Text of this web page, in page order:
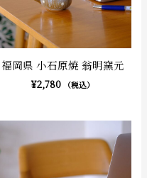
福岡県 小石原焼 翁明窯元
¥2,780 （税込）